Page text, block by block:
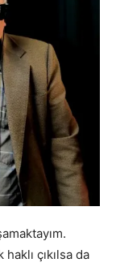
çıkılsa da